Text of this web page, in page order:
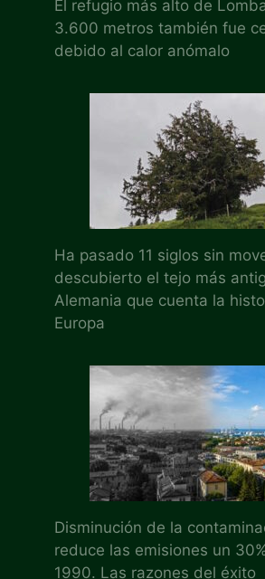
El refugio más alto de
3.600 metros también fue
debido al calor anómalo
Ha pasado 11 siglos sin
descubierto el tejo más
Alemania que cuenta la
Europa
Disminución de la
reduce las emisiones un
1990. Las razones del éxito